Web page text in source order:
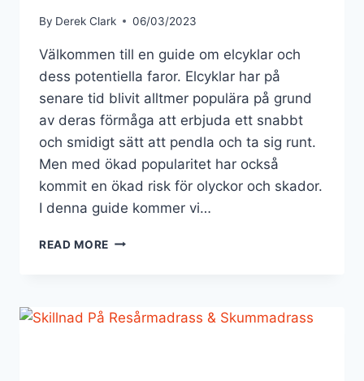
By Derek Clark 06/03/2023
Välkommen till en guide om elcyklar och
dess potentiella faror. Elcyklar har på
senare tid blivit alltmer populära på grund
av deras förmåga att erbjuda ett snabbt
och smidigt sätt att pendla och ta sig runt.
Men med ökad popularitet har också
kommit en ökad risk för olyckor och skador.
I denna guide kommer vi…
READ MORE ÄR